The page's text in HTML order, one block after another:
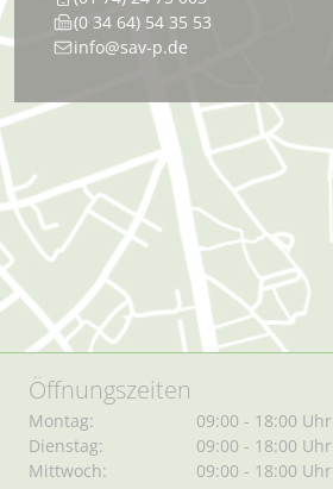
(0 34 64) 54 35 53
info@sav-p.de
Öffnungszeiten
Montag:
09:00 - 18:00 Uhr
Dienstag:
09:00 - 18:00 Uhr
Mittwoch:
09:00 - 18:00 Uhr